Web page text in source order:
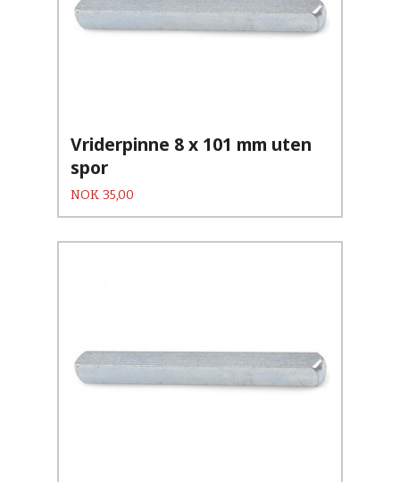
Vriderpinne 8 x 101 mm uten
spor
Pris
NOK 35,00